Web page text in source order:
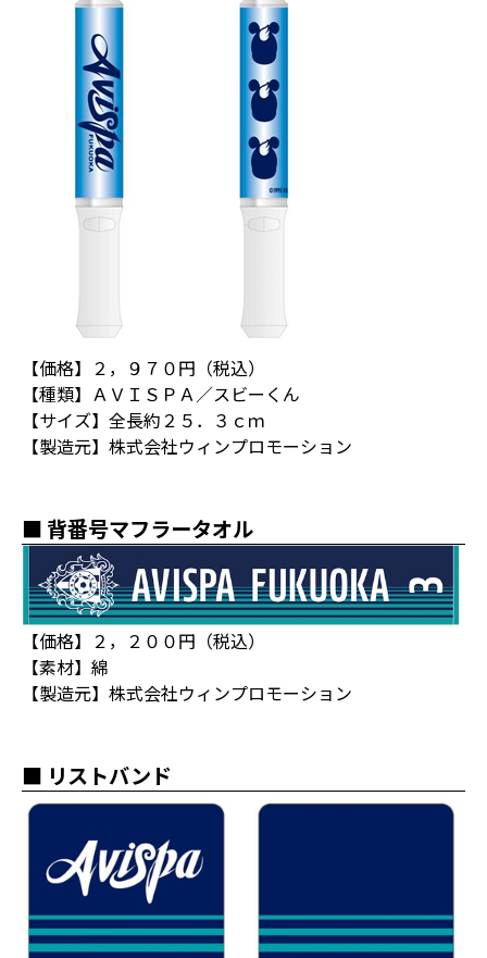
【価格】２，９７０円（税込）
【種類】ＡＶＩＳＰＡ／スビーくん
【サイズ】全長約２５．３ｃｍ
【製造元】株式会社ウィンプロモーション
■ 背番号マフラータオル
【価格】２，２００円（税込）
【素材】綿
【製造元】株式会社ウィンプロモーション
■ リストバンド